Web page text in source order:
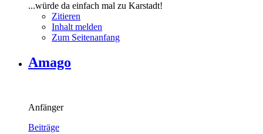
...würde da einfach mal zu Karstadt!
Zitieren
Inhalt melden
Zum Seitenanfang
Amago
Anfänger
Beiträge